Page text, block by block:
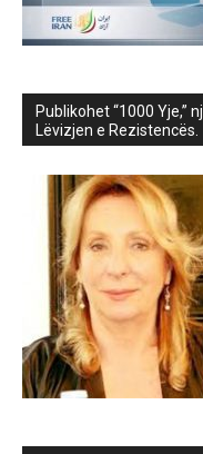
Publikohet “1000 Yje,”
Lëvizjen e Rezistencës.